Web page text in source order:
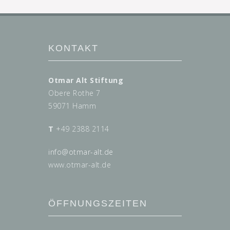
KONTAKT
Otmar Alt Stiftung
Obere Rothe 7
59071 Hamm
T +49 2388 2114
info@otmar-alt.de
www.otmar-alt.de
ÖFFNUNGSZEITEN